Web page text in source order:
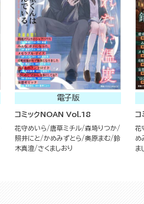
電子版
コミックNOAN Vol.18
花守めいら 唐草ミチル 森埼りつか
照井にと
かめみずとら 奥原まむ 鈴
木真澄 さくましおり
コ
花
め
ま